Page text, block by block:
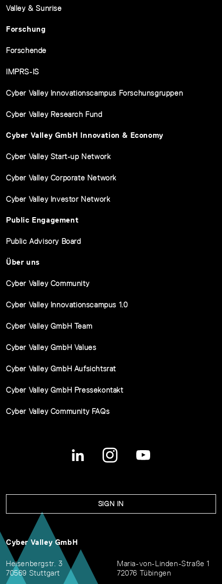
Valley & Sunrise
Forschung
Forschende
IMPRS-IS
Cyber Valley Innovationscampus Forschunsgruppen
Cyber Valley Research Fund
Cyber Valley GmbH Innovation & Economy
Cyber Valley Start-up Network
Cyber Valley Corporate Network
Cyber Valley Investor Network
Public Engagement
Public Advisory Board
Über uns
Cyber Valley Community
Cyber Valley Innovationscampus 1.0
Cyber Valley GmbH Team
Cyber Valley GmbH Values
Cyber Valley GmbH Aufsichtsrat
Cyber Valley GmbH Pressekontakt
Cyber Valley Community FAQs
SIGN IN
Cyber Valley GmbH
Heisenbergstr. 3
70569 Stuttgart
Maria-von-Linden-Straße 1
72076 Tübingen